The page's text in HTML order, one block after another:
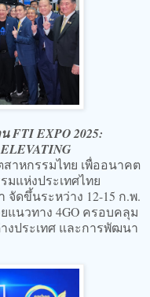
FTI EXPO 2025:
สาหกรรมไทย เพื่ออนาคต
มแห่งประเทศไทย
ดขึ้นระหว่าง 12-15 ก.พ.
นวทาง 4GO ครอบคลุม
งประเทศ และการพัฒนา